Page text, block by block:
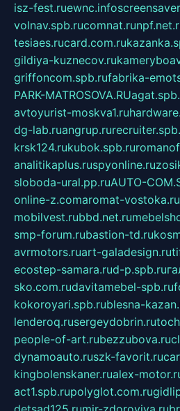
isz-fest.ruewnc.info
volnav.spb.rucomnat.ru
tesiaes.rucard.com.ru
gildiya-kuznecov.ru
griffoncom.spb.rufabrika-
PARK-MATROSOVA.RU
avtoyurist-moskva1.ru
dg-lab.ruangrup.ru
krsk124.rukubok.spb.ru
analitikaplus.ruspyonline.ru
sloboda-ural.pp.ruAUTO-
online-z.comaromat-vostoka.ru
mobilvest.rubbd.net.ru
smp-forum.rubastion-td.ru
avrmotors.ruart-galadesign.ru
ecostep-samara.rud-p.spb.ru
sko.com.rudavitamebel-spb.ru
kokoroyari.spb.rublesna-
lenderoq.rusergeydobrin.ru
people-of-art.rubezzubova.ru
dynamoauto.ruszk-favorit.ru
kingbolenskaner.rualex-
act1.spb.rupolyglot.com.ru